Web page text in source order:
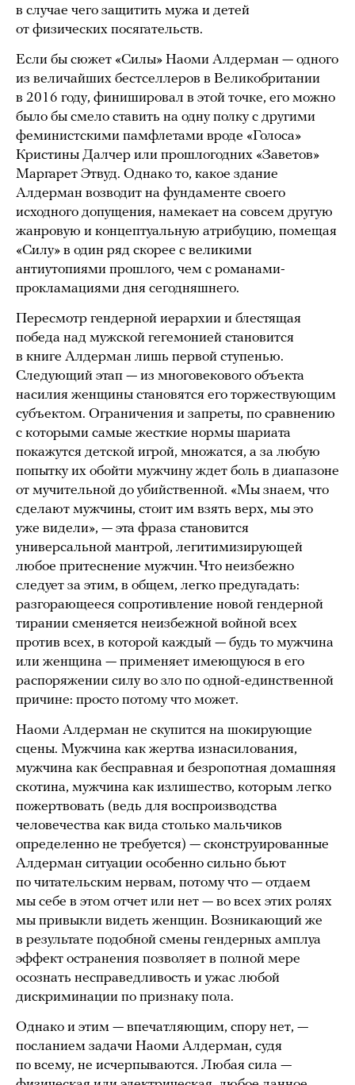
в случае чего защитить мужа и детей
от физических посягательств.
Если бы сюжет «Силы» Наоми Алдерман — одного
из величайших бестселлеров в Великобритании
в 2016 году, финишировал в этой точке, его можно
было бы смело ставить на одну полку с другими
феминистскими памфлетами вроде «Голоса»
Кристины Далчер или прошлогодних «Заветов»
Маргарет Этвуд. Однако то, какое здание
Алдерман возводит на фундаменте своего
исходного допущения, намекает на совсем другую
жанровую и концептуальную атрибуцию, помещая
«Силу» в один ряд скорее с великими
антиутопиями прошлого, чем с романами-
прокламациями дня сегодняшнего.
Пересмотр гендерной иерархии и блестящая
победа над мужской гегемонией становится
в книге Алдерман лишь первой ступенью.
Следующий этап — из многовекового объекта
насилия женщины становятся его торжествующим
субъектом. Ограничения и запреты, по сравнению
с которыми самые жесткие нормы шариата
покажутся детской игрой, множатся, а за любую
попытку их обойти мужчину ждет боль в диапазоне
от мучительной до убийственной. «Мы знаем, что
сделают мужчины, стоит им взять верх, мы это
уже видели», — эта фраза становится
универсальной мантрой, легитимизирующей
любое притеснение мужчин. Что неизбежно
следует за этим, в общем, легко предугадать:
разгорающееся сопротивление новой гендерной
тирании сменяется неизбежной войной всех
против всех, в которой каждый — будь то мужчина
или женщина — применяет имеющуюся в его
распоряжении силу во зло по одной-единственной
причине: просто потому что может.
Наоми Алдерман не скупится на шокирующие
сцены. Мужчина как жертва изнасилования,
мужчина как бесправная и безропотная домашняя
скотина, мужчина как излишество, которым легко
пожертвовать (ведь для воспроизводства
человечества как вида столько мальчиков
определенно не требуется) — сконструированные
Алдерман ситуации особенно сильно бьют
по читательским нервам, потому что — отдаем
мы себе в этом отчет или нет — во всех этих ролях
мы привыкли видеть женщин. Возникающий же
в результате подобной смены гендерных амплуа
эффект остранения позволяет в полной мере
осознать несправедливость и ужас любой
дискриминации по признаку пола.
Однако и этим — впечатляющим, спору нет, —
посланием задачи Наоми Алдерман, судя
по всему, не исчерпываются. Любая сила —